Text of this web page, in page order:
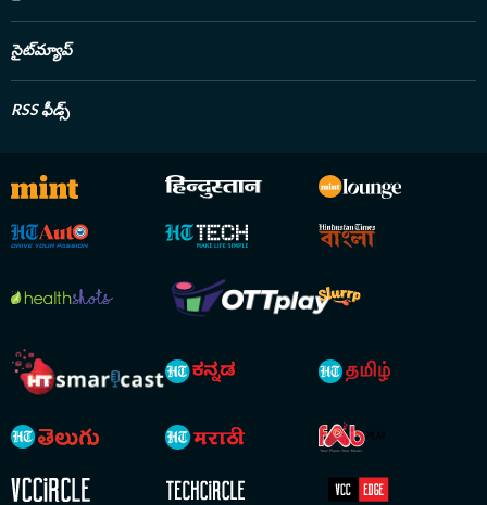
సైట్‌మ్యాప్
RSS ఫీడ్స్